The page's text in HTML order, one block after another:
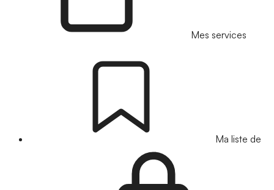
Mes services
Ma liste de